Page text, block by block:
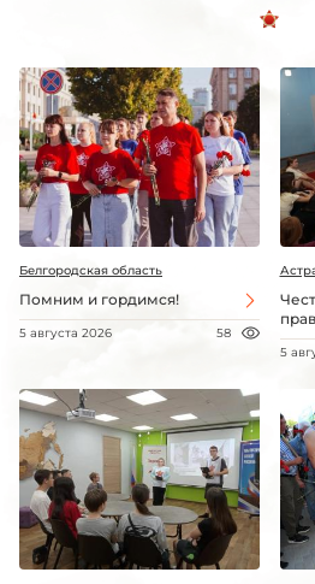
Белгородская область
Помним и гордимся!
5 августа 2026 58
5